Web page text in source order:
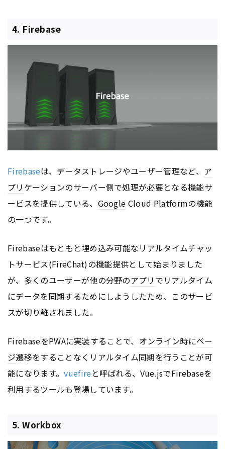
4. Firebase
Firebaseは、データストレージやユーザー管理など、 ア
プリ ケーションのサーバー側で処理が必要となる機能サ
ービスを提供している、 Google Cloud Platformの機能
の一つです。
Firebaseはもともと埋め込み可能なリアルタイムチャッ
トサービス(FireChat)の機能提供として始まりました
が、多くのユーザーが他の分野のアプリ でリアルタイム
にデータを同期するためにしようしたため、このサービ
スが切り離されました。
FirebaseをPWAに実装することで、 オンライン時にペー
ジ遷移をすることなくリアルタイム同期を行うことが可
能になります。vuefireと呼ばれる、Vue.jsでFirebaseを
利用するツールも登場しています。
5. Workbox